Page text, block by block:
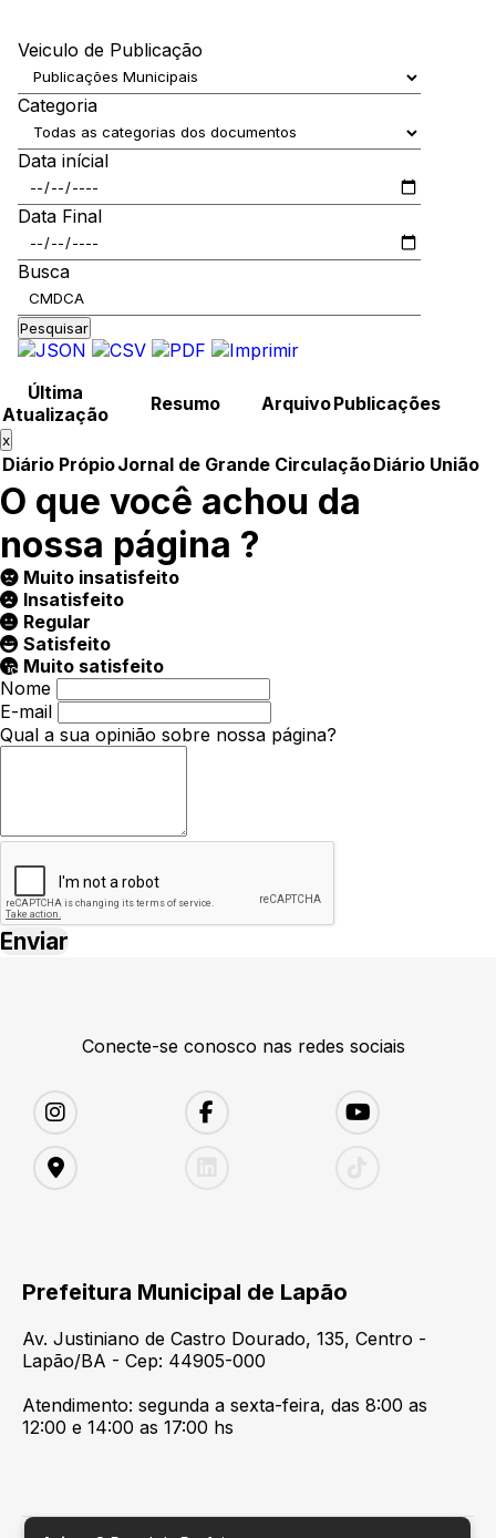
Veiculo de Publicação
Categoria
Data inícial
Data Final
Busca
Pesquisar
Última
Atualização
Resumo ArquivoPublicações
x
Diário PrópioJornal de Grande CirculaçãoDiário União
O que você achou da
nossa página ?
Muito insatisfeito
Insatisfeito
Regular
Satisfeito
Muito satisfeito
Nome
E-mail
Qual a sua opinião sobre nossa página?
Conecte-se conosco nas redes sociais
Prefeitura Municipal de Lapão
Av. Justiniano de Castro Dourado, 135, Centro -
Lapão/BA - Cep: 44905-000
Atendimento: segunda a sexta-feira, das 8:00 as
12:00 e 14:00 as 17:00 hs